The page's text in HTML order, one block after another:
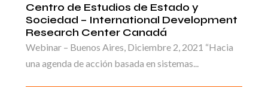
Centro de Estudios de Estado y
Sociedad – International Development
Research Center Canadá
Webinar – Buenos Aires, Diciembre 2, 2021 “Hacia
una agenda de acción basada en sistemas...